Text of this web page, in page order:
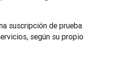
suscripción de prueba
según su propio